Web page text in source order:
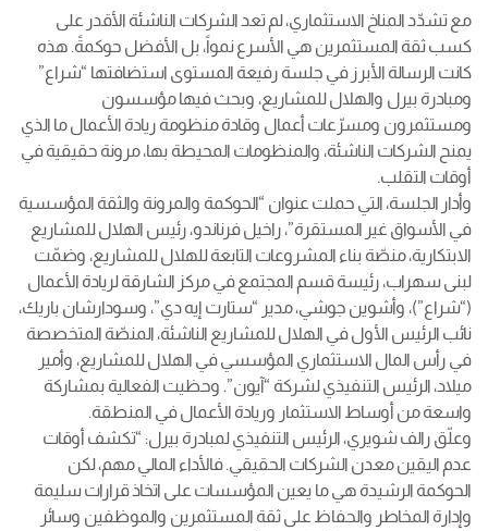
مع تشدّد المناخ الاستثماري، لم تعد الشركات الناشئة الأقدر على
كسب ثقة المستثمرين هي الأسرع نمواً، بل الأفضل حوكمةً. هذه
كانت الرسالة الأبرز في جلسة رفيعة المستوى استضافتها “شراع”
ومبادرة بيرل والهلال للمشاريع، وبحث فيها مؤسسون
ومستثمرون ومسرّعات أعمال وقادة منظومة ريادة الأعمال ما الذي
يمنح الشركات الناشئة، والمنظومات المحيطة بها، مرونة حقيقية في
أوقات التقلب.
وأدار الجلسة، التي حملت عنوان “الحوكمة والمرونة والثقة المؤسسية
في الأسواق غير المستقرة”، راخيل فرناندو، رئيس الهلال للمشاريع
الابتكارية، منصّة بناء المشروعات التابعة للهلال للمشاريع، وضمّت
لبنى سهراب، رئيسة قسم المجتمع في مركز الشارقة لريادة الأعمال
(“شراع”)، وأشوين جوشي، مدير “ستارت إيه دي”، وسودارشان باريك،
نائب الرئيس الأول في الهلال للمشاريع الناشئة، المنصّة المتخصصة
في رأس المال الاستثماري المؤسسي في الهلال للمشاريع، وأمير
ميلاد، الرئيس التنفيذي لشركة “آيون”. وحظيت الفعالية بمشاركة
واسعة من أوساط الاستثمار وريادة الأعمال في المنطقة.
وعلّق رالف شويري، الرئيس التنفيذي لمبادرة بيرل: “تكشف أوقات
عدم اليقين معدن الشركات الحقيقي. فالأداء المالي مهم، لكن
الحوكمة الرشيدة هي ما يعين المؤسسات على اتخاذ قرارات سليمة
وإدارة المخاطر والحفاظ على ثقة المستثمرين والموظفين وسائر